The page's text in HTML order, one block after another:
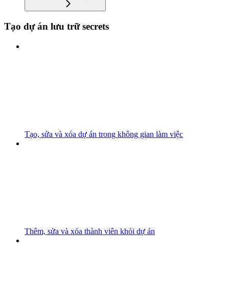
Tạo dự án lưu trữ secrets
Tạo, sửa và xóa dự án trong không gian làm việc
Thêm, sửa và xóa thành viên khỏi dự án